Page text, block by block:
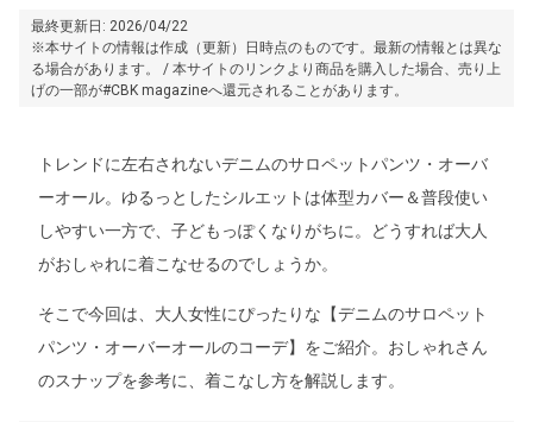
最終更新日: 2026/04/22
※本サイトの情報は作成（更新）日時点のものです。最新の情報とは異な
る場合があります。 / 本サイトのリンクより商品を購入した場合、売り上
げの一部が#CBK magazineへ還元されることがあります。
トレンドに左右されないデニムのサロペットパンツ・オーバ
ーオール。ゆるっとしたシルエットは体型カバー＆普段使い
しやすい一方で、子どもっぽくなりがちに。どうすれば大人
がおしゃれに着こなせるのでしょうか。
そこで今回は、大人女性にぴったりな【デニムのサロペット
パンツ・オーバーオールのコーデ】をご紹介。おしゃれさん
のスナップを参考に、着こなし方を解説します。